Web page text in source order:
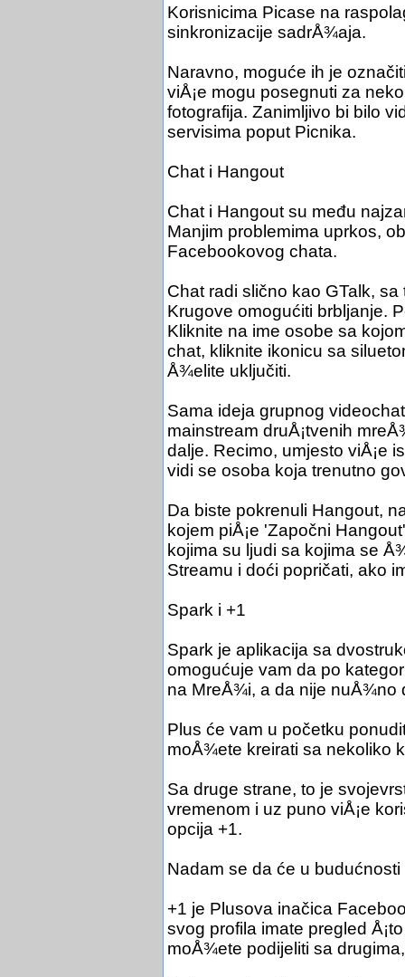
Korisnicima Picase na
sinkronizacije sadrÅ¾aja.
Naravno, moguće ih je
viÅ¡e mogu posegnuti za
fotografija. Zanimljivo bi bilo
servisima poput Picnika.
Chat i Hangout
Chat i Hangout su među
Manjim problemima uprkos,
Facebookovog chata.
Chat radi slično kao GTalk,
Krugove omogućiti brbljanje.
Kliknite na ime osobe sa
chat, kliknite ikonicu sa
Å¾elite uključiti.
Sama ideja grupnog
mainstream druÅ¡tvenih
dalje. Recimo, umjesto viÅ¡e
vidi se osoba koja trenutno
Da biste pokrenuli Hangout,
kojem piÅ¡e 'Započni
kojima su ljudi sa kojima se
Streamu i doći popričati, ako
Spark i +1
Spark je aplikacija sa
omogućuje vam da po
na MreÅ¾i, a da nije nuÅ¾no
Plus će vam u početku
moÅ¾ete kreirati sa nekoliko
Sa druge strane, to je
vremenom i uz puno viÅ¡e
opcija +1.
Nadam se da će u
+1 je Plusova inačica
svog profila imate pregled
moÅ¾ete podijeliti sa